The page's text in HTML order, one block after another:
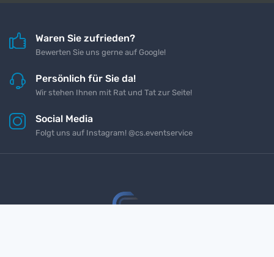
Waren Sie zufrieden?
Bewerten Sie uns gerne auf Google!
Persönlich für Sie da!
Wir stehen Ihnen mit Rat und Tat zur Seite!
Social Media
Folgt uns auf Instagram! @cs.eventservice